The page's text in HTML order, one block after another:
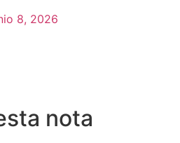
8, 2026
nota